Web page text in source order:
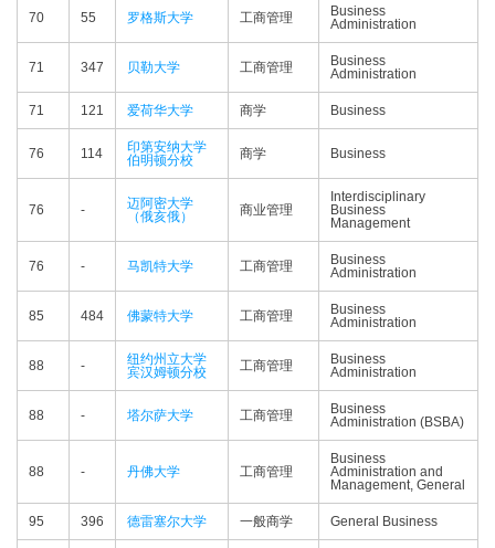
70 55 罗格斯大学 工商管理
Business
Administration
71 347 贝勒大学 工商管理
Business
Administration
71 121 爱荷华大学 商学 Business
76 114
印第安纳大学
伯明顿分校
商学 Business
76 -
迈阿密大学
（俄亥俄）
商业管理
Interdisciplinary
Business
Management
76 - 马凯特大学 工商管理
Business
Administration
85 484 佛蒙特大学 工商管理
Business
Administration
88 -
纽约州立大学
宾汉姆顿分校
工商管理
Business
Administration
88 - 塔尔萨大学 工商管理
Business
Administration (BSBA)
88 - 丹佛大学 工商管理
Business
Administration and
Management, General
95 396 德雷塞尔大学 一般商学 General Business